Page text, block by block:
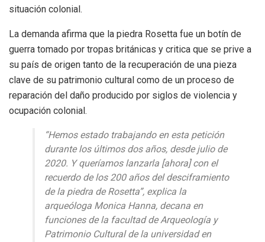
situación colonial.
La demanda afirma que la piedra Rosetta fue un botín de
guerra tomado por tropas británicas y critica que se prive a
su país de origen tanto de la recuperación de una pieza
clave de su patrimonio cultural como de un proceso de
reparación del daño producido por siglos de violencia y
ocupación colonial.
“Hemos estado trabajando en esta petición
durante los últimos dos años, desde julio de
2020. Y queríamos lanzarla [ahora] con el
recuerdo de los 200 años del desciframiento
de la piedra de Rosetta”, explica la
arqueóloga Monica Hanna, decana en
funciones de la facultad de Arqueología y
Patrimonio Cultural de la universidad en